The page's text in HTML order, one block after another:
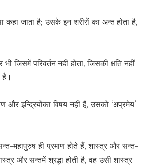
कहा जाता है; उसके इन शरीरों का अन्त होता है,
जिसमें परिवर्तन नहीं होता, जिसकी क्षति नहीं
है।
और इन्द्रियोंका विषय नहीं है, उसको ‘अप्रमेय’
महापुरुष ही प्रमाण होते हैं, शास्त्र और सन्त-
और सन्तमें श्रद्धा होती है, वह उसी शास्त्र